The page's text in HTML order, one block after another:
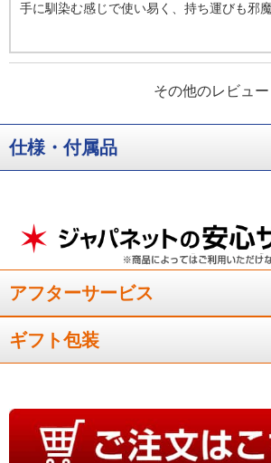
手に馴染む感じで使い易く、持ち運びも邪
スムーズに動くので満足
スム－ズにカ－ソルも動いて、とても満足し
ワイヤレスが使いやすく
ワイヤレスマウスがこんなにも使い易いも
た。手に馴染み、とても使いやすいです。
その他のレビュー
仕様・付属品
アフターサービス
ギフト包装